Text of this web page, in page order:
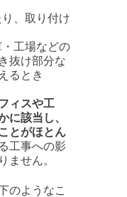
、取り付け
工場などの
抜け部分な
るとき
ィスや工
に該当し、
とがほとん
工事への影
ません。
のようなこ